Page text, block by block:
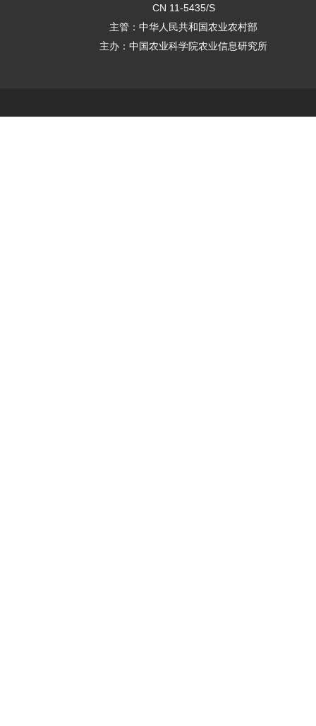
CN 11-5435/S
主管：中华人民共和国农业农村部
主办：中国农业科学院农业信息研究所